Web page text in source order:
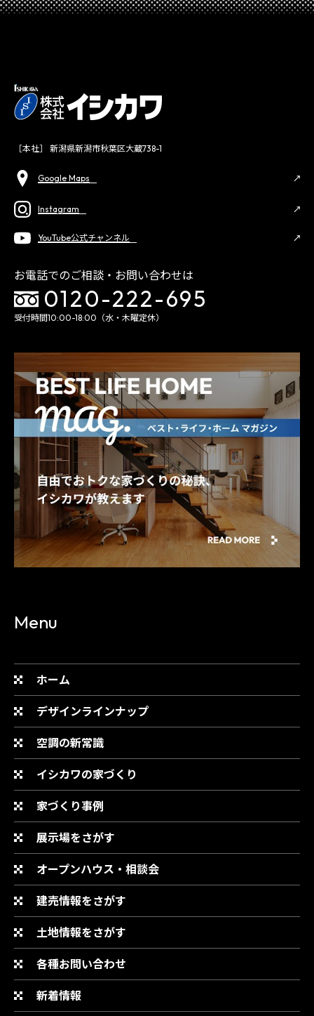
［本社］ 新潟県新潟市秋葉区大蔵738-1
Google Maps
Instagram
YouTube公式チャンネル
お電話でのご相談・お問い合わせは
0120-222-695
受付時間10:00-18:00（水・木曜定休）
Menu
ホーム
デザインラインナップ
空調の新常識
イシカワの家づくり
家づくり事例
展示場をさがす
オープンハウス・相談会
建売情報をさがす
土地情報をさがす
各種お問い合わせ
新着情報